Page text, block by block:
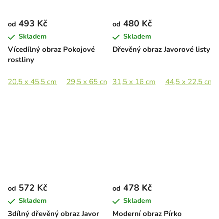
Vícedílný obraz Pokojové
rostliny
od 493 Kč
Skladem
20,5 x 45,5 cm 29,5 x 65 cm 40,5 x 89 cm 60,5 x 133 cm
Dřevěný obraz Javorové listy
od 480 Kč
Skladem
31,5 x 16 cm 44,5 x 22,5 cm
3dílný dřevěný obraz Javor
od 572 Kč
Skladem
Moderní obraz Pírko
od 478 Kč
Skladem